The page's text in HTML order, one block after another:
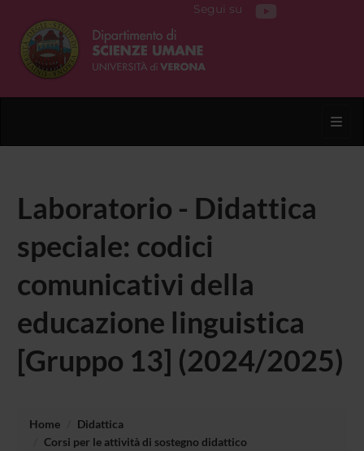
Segui su
Laboratorio - Didattica
speciale: codici
comunicativi della
educazione linguistica
[Gruppo 13] (2024/2025)
Home
Didattica
Corsi per le attività di sostegno didattico